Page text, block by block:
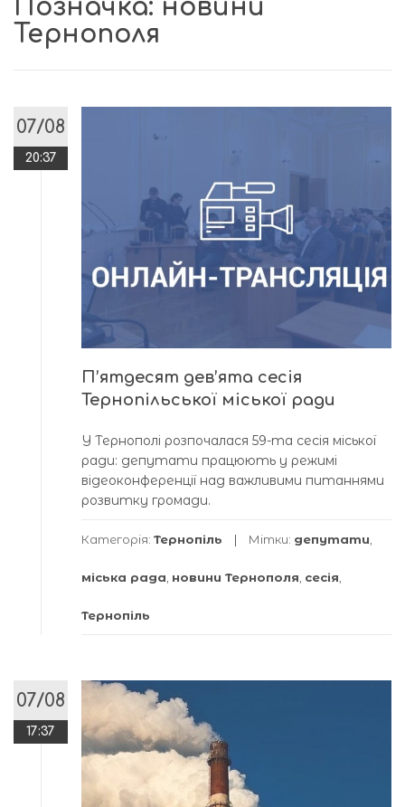
Позначка: новини
Тернополя
07/08
20:37
П’ятдесят дев’ята сесія
Тернопільської міської ради
У Тернополі розпочалася 59-та сесія міської
ради: депутати працюють у режимі
відеоконференції над важливими питаннями
розвитку громади.
Категорія: Тернопіль Мітки: депутати
міська рада новини Тернополя сесія
Тернопіль
07/08
17:37